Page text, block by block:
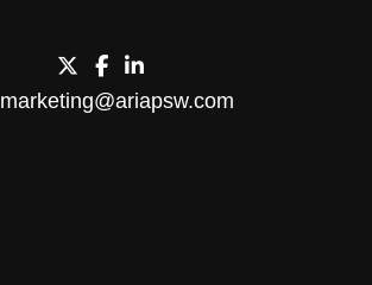
marketing@ariapsw.com